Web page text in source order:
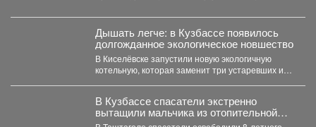
Дышать легче: в Кузбассе появилось
долгожданное экологическое новшество
В Киселёвске запустили новую экологичную
котельную, которая заменит три устаревших и
В Кузбассе спасатели экстренно
вытащили мальчика из отопительной
системы